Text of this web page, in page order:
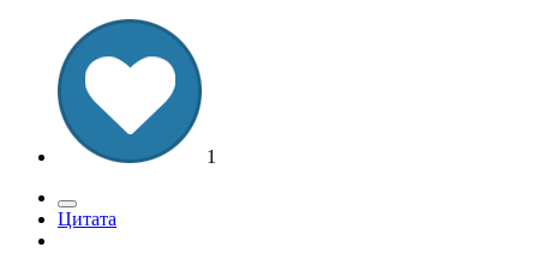
1
Цитата